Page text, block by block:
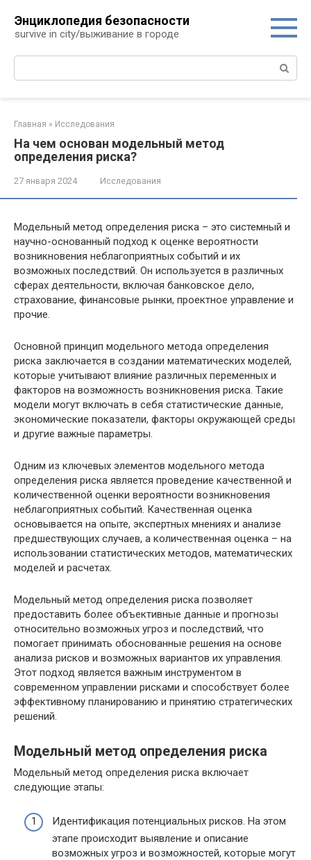
контенту
Энциклопедия безопасности
survive in city/выживание в городе
Поиск:
Главная » Исследования
На чем основан модельный метод
определения риска?
27 января 2024 Исследования
Модельный метод определения риска – это системный и
научно-основанный подход к оценке вероятности
возникновения неблагоприятных событий и их
возможных последствий. Он используется в различных
сферах деятельности, включая банковское дело,
страхование, финансовые рынки, проектное управление и
прочие.
Основной принцип модельного метода определения
риска заключается в создании математических моделей,
которые учитывают влияние различных переменных и
факторов на возможность возникновения риска. Такие
модели могут включать в себя статистические данные,
экономические показатели, факторы окружающей среды
и другие важные параметры.
Одним из ключевых элементов модельного метода
определения риска является проведение качественной и
количественной оценки вероятности возникновения
неблагоприятных событий. Качественная оценка
основывается на опыте, экспертных мнениях и анализе
предшествующих случаев, а количественная оценка – на
использовании статистических методов, математических
моделей и расчетах.
Модельный метод определения риска позволяет
предоставить более объективные данные и прогнозы
относительно возможных угроз и последствий, что
помогает принимать обоснованные решения на основе
анализа рисков и возможных вариантов их управления.
Этот подход является важным инструментом в
современном управлении рисками и способствует более
эффективному планированию и принятию стратегических
решений.
Модельный метод определения риска
Модельный метод определения риска включает
следующие этапы:
Идентификация потенциальных рисков. На этом
этапе происходит выявление и описание
возможных угроз и возможностей, которые могут